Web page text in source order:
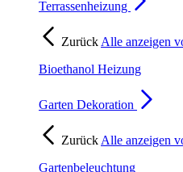
Terrassenheizung
Zurück Alle anzeigen
Bioethanol Heizung
Garten Dekoration
Zurück Alle anzeigen
Gartenbeleuchtung